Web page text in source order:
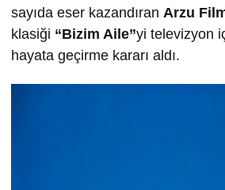
sayıda eser kazandıran Arzu
klasiği “Bizim Aile”yi televizyon
hayata geçirme kararı aldı.